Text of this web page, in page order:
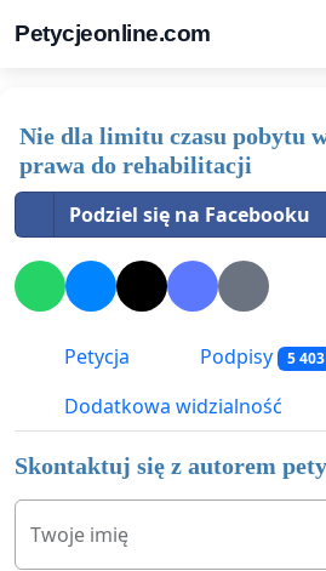
Petycjeonline.com
Nie dla limitu czasu pobytu
prawa do rehabilitacji
Podziel się na Facebooku
Petycja Podpisy 5 403
Dodatkowa widzialność
Skontaktuj się z autorem
Twoje imię